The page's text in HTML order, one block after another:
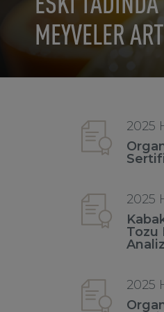
MEYVELER
2025
2025
Tozu
2025